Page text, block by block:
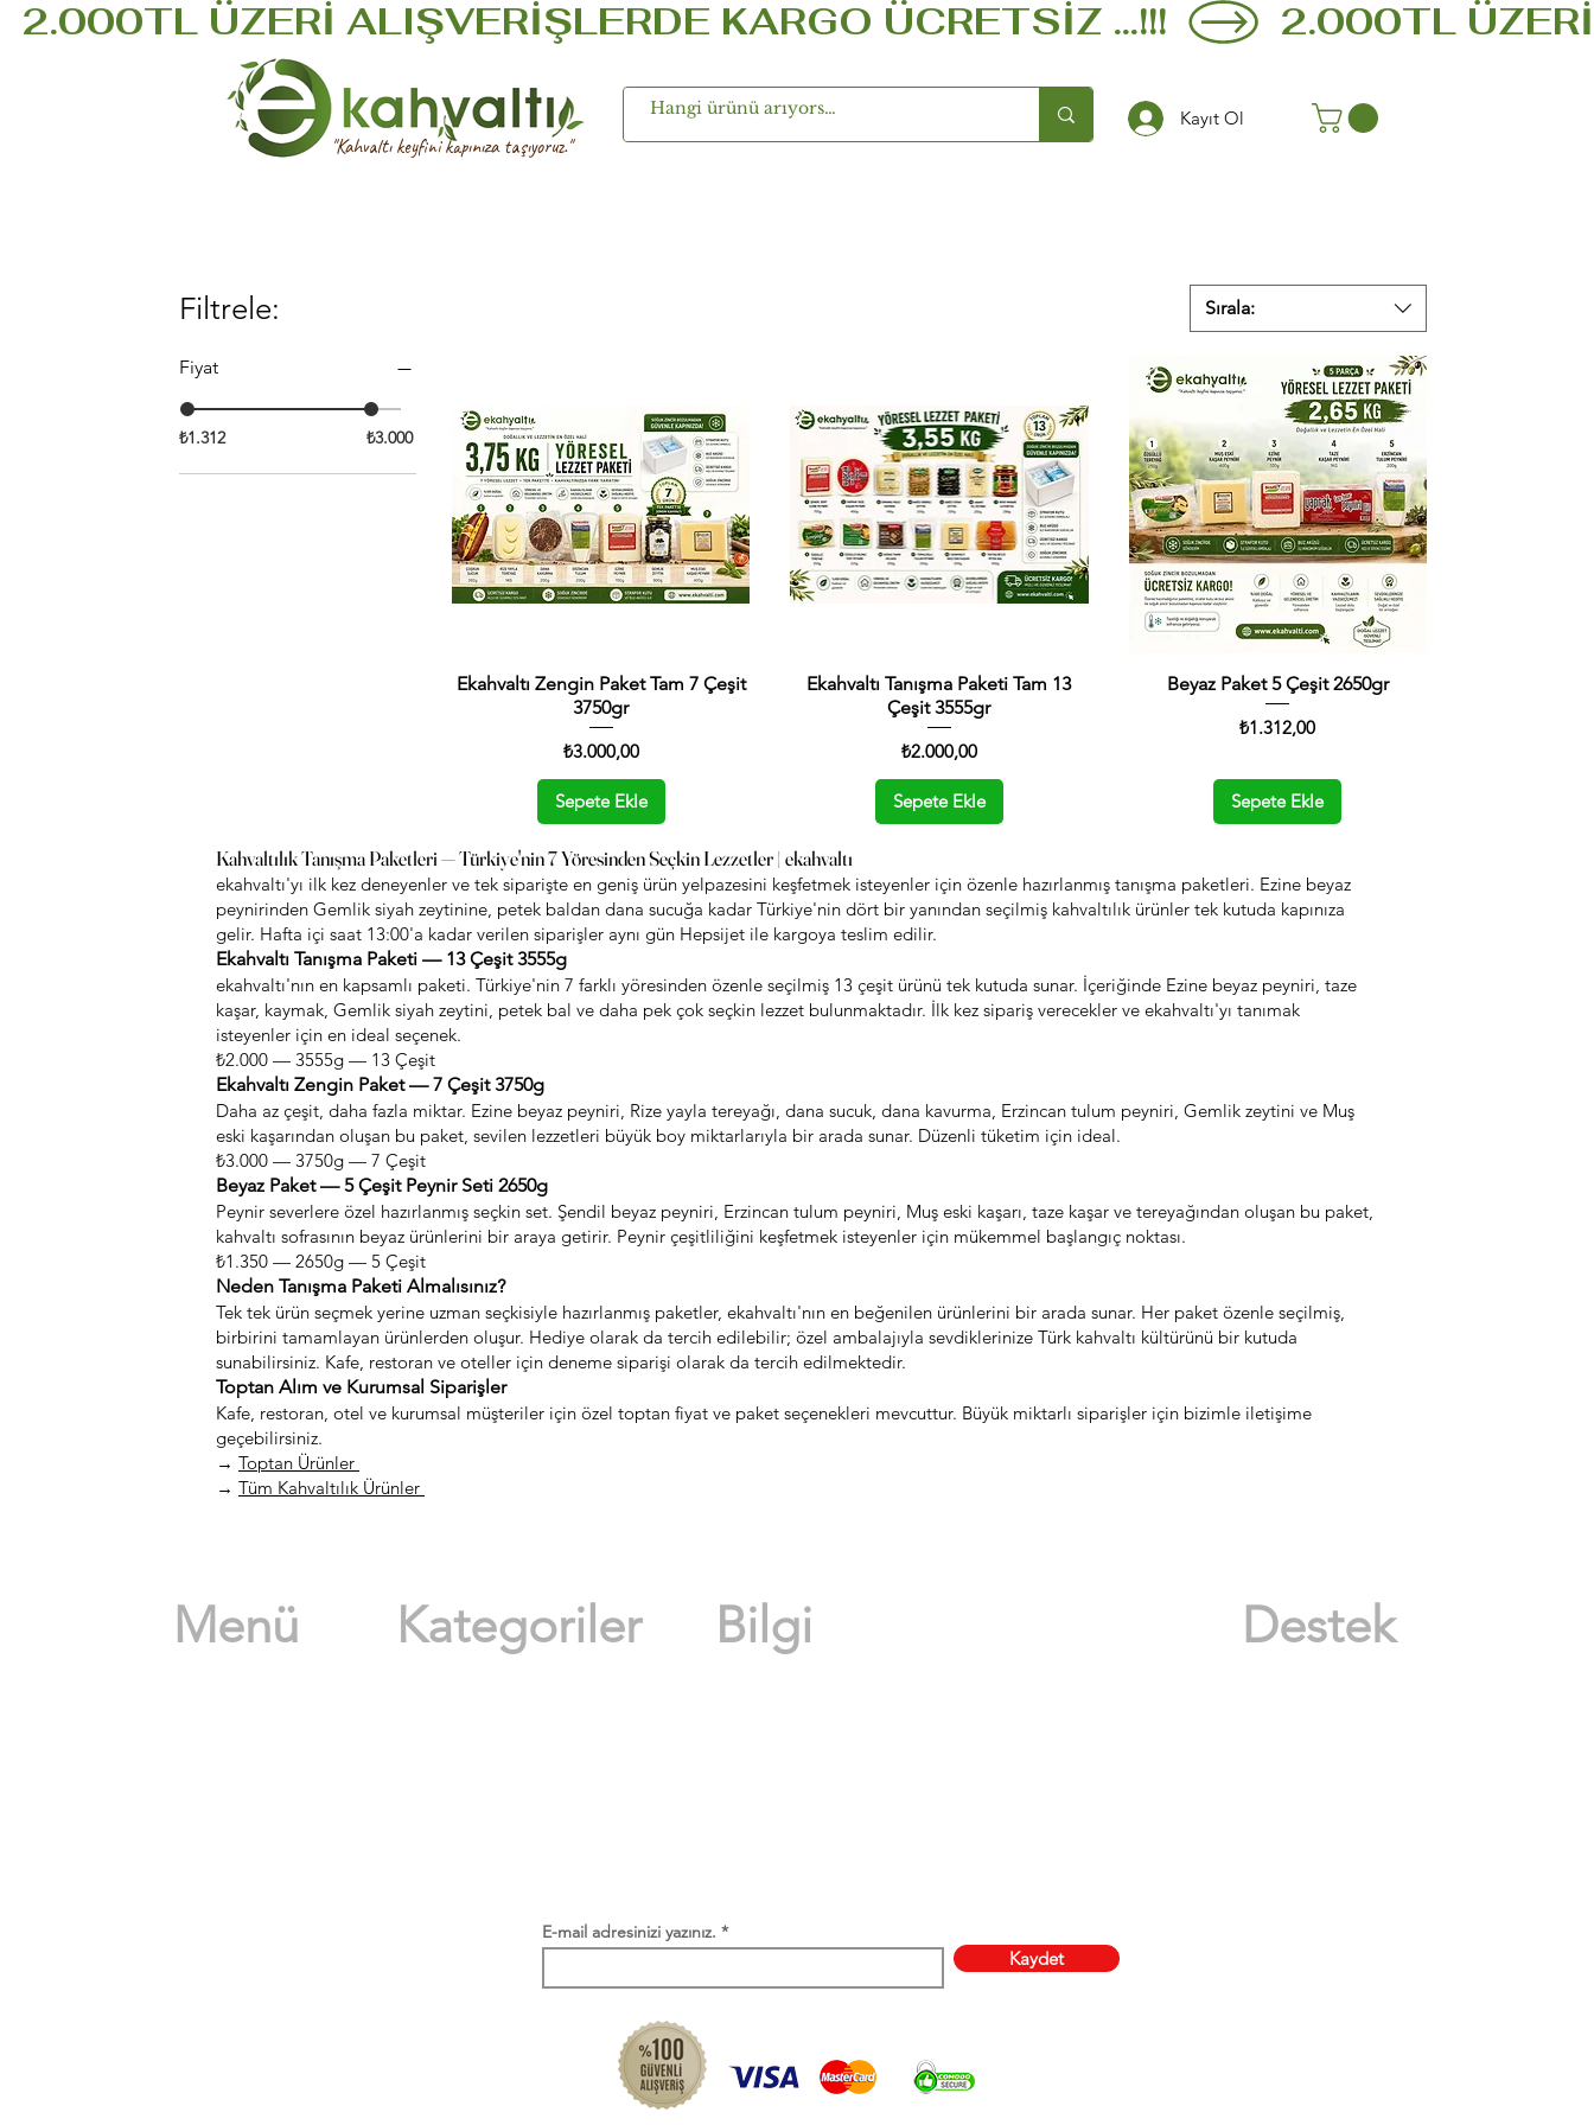
  2.000TL ÜZERİ ALIŞVERİŞLERDE KARGO ÜCRETSİZ ...!!!
''Kahvaltı keyfini kapınıza taşıyoruz.''
Kayıt Ol
Filtrele:
Fiyat
₺1.312 ₺3.000
Sırala:
Hızlı Bakış
Ekahvaltı Zengin Paket Tam 7 Çeşit
3750gr
Fiyat
₺3.000,00
Sepete Ekle
Hızlı Bakış
Ekahvaltı Tanışma Paketi Tam 13
Çeşit 3555gr
Fiyat
₺2.000,00
Sepete Ekle
Hızlı Bakış
Beyaz Paket 5 Çeşit 2650gr
Fiyat
₺1.312,00
Sepete Ekle
Kahvaltılık Tanışma Paketleri — Türkiye'nin 7 Yöresinden Seçkin Lezzetler | ekahvaltı
ekahvaltı'yı ilk kez deneyenler ve tek siparişte en geniş ürün yelpazesini keşfetmek isteyenler için özenle hazırlanmış tanışma paketleri. Ezine beyaz
peynirinden Gemlik siyah zeytinine, petek baldan dana sucuğa kadar Türkiye'nin dört bir yanından seçilmiş kahvaltılık ürünler tek kutuda kapınıza
gelir. Hafta içi saat 13:00'a kadar verilen siparişler aynı gün Hepsijet ile kargoya teslim edilir.
Ekahvaltı Tanışma Paketi — 13 Çeşit 3555g
ekahvaltı'nın en kapsamlı paketi. Türkiye'nin 7 farklı yöresinden özenle seçilmiş 13 çeşit ürünü tek kutuda sunar. İçeriğinde Ezine beyaz peyniri, taze
kaşar, kaymak, Gemlik siyah zeytini, petek bal ve daha pek çok seçkin lezzet bulunmaktadır. İlk kez sipariş verecekler ve ekahvaltı'yı tanımak
isteyenler için en ideal seçenek.
₺2.000 — 3555g — 13 Çeşit
Ekahvaltı Zengin Paket — 7 Çeşit 3750g
Daha az çeşit, daha fazla miktar. Ezine beyaz peyniri, Rize yayla tereyağı, dana sucuk, dana kavurma, Erzincan tulum peyniri, Gemlik zeytini ve Muş
eski kaşarından oluşan bu paket, sevilen lezzetleri büyük boy miktarlarıyla bir arada sunar. Düzenli tüketim için ideal.
₺3.000 — 3750g — 7 Çeşit
Beyaz Paket — 5 Çeşit Peynir Seti 2650g
Peynir severlere özel hazırlanmış seçkin set. Şendil beyaz peyniri, Erzincan tulum peyniri, Muş eski kaşarı, taze kaşar ve tereyağından oluşan bu paket,
kahvaltı sofrasının beyaz ürünlerini bir araya getirir. Peynir çeşitliliğini keşfetmek isteyenler için mükemmel başlangıç noktası.
₺1.350 — 2650g — 5 Çeşit
Neden Tanışma Paketi Almalısınız?
Tek tek ürün seçmek yerine uzman seçkisiyle hazırlanmış paketler, ekahvaltı'nın en beğenilen ürünlerini bir arada sunar. Her paket özenle seçilmiş,
birbirini tamamlayan ürünlerden oluşur. Hediye olarak da tercih edilebilir; özel ambalajıyla sevdiklerinize Türk kahvaltı kültürünü bir kutuda
sunabilirsiniz. Kafe, restoran ve oteller için deneme siparişi olarak da tercih edilmektedir.
Toptan Alım ve Kurumsal Siparişler
Kafe, restoran, otel ve kurumsal müşteriler için özel toptan fiyat ve paket seçenekleri mevcuttur. Büyük miktarlı siparişler için bizimle iletişime
geçebilirsiniz.
→ Toptan Ürünler
→ Tüm Kahvaltılık Ürünler
Menü Kategoriler Bilgi Destek
E-mail adresinizi yazınız.
Kaydet